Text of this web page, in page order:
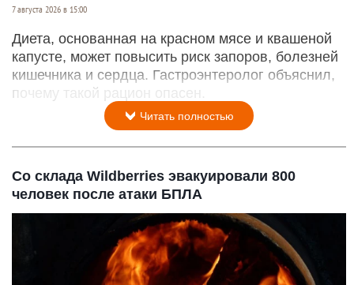
7 августа 2026 в 15:00
Диета, основанная на красном мясе и квашеной
капусте, может повысить риск запоров, болезней
кишечника и сердца. Гастроэнтеролог объяснил,
почему такой рацион опасен.
Читать полностью
Со склада Wildberries эвакуировали 800
человек после атаки БПЛА